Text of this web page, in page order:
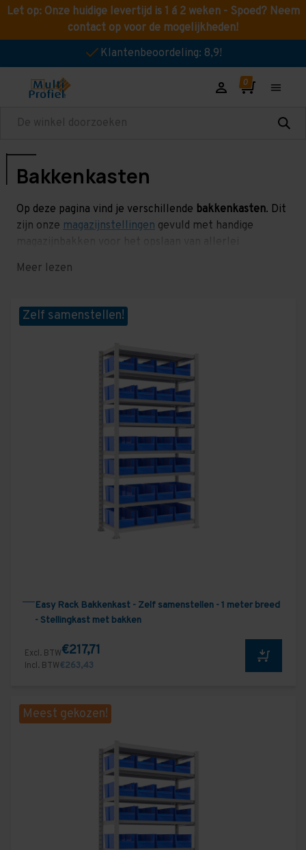
Let op: Onze huidige levertijd is 1 á 2 weken - Spoed? Neem
contact op voor de mogelijkheden!
Klantenbeoordeling: 8,9!
Zoeken
Bakkenkasten
Op deze pagina vind je verschillende bakkenkasten. Dit
zijn onze magazijnstellingen gevuld met handige
lange rijen van samen te stellen. De bakkenkasten zijn
opberghokken en nog veel meer. Zowel thuis, als op de
zaak!Bekijk hieronder alle standaard combinaties van
ideale opstelling samen te stellen.
Meer lezen
Zelf samenstellen!
Easy Rack Bakkenkast - Zelf samenstellen - 1 meter breed
- Stellingkast met bakken
Excl. BTW€217,71
Incl. BTW€263,43
Meest gekozen!